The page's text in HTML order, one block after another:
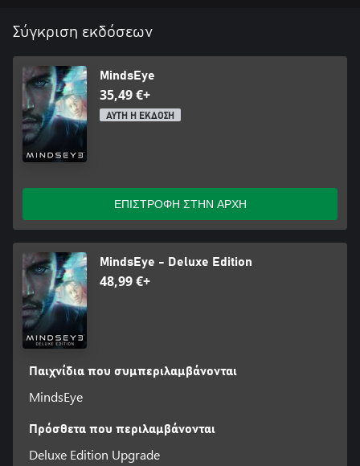
Σύγκριση εκδόσεων
MindsEye
35,49 €+
ΑΥΤΗ Η ΕΚΔΟΣΗ
ΕΠΙΣΤΡΟΦΗ ΣΤΗΝ ΑΡΧΗ
MindsEye - Deluxe Edition
48,99 €+
Παιχνίδια που συμπεριλαμβάνονται
MindsEye
Πρόσθετα που περιλαμβάνονται
Deluxe Edition Upgrade